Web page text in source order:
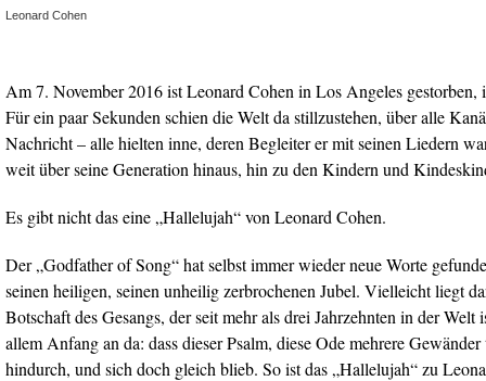
Leonard Cohen
Am 7. November 2016 ist Leonard Cohen in Los Angeles gestorben,
Für ein paar Sekunden schien die Welt da stillzustehen, über alle
Nachricht – alle hielten inne, deren Begleiter er mit seinen Liedern
weit über seine Generation hinaus, hin zu den Kindern und
Es gibt nicht das eine „Hallelujah“ von Leonard Cohen.
Der „Godfather of Song“ hat selbst immer wieder neue Worte
seinen heiligen, seinen unheilig zerbrochenen Jubel. Vielleicht liegt
Botschaft des Gesangs, der seit mehr als drei Jahrzehnten in der
allem Anfang an da: dass dieser Psalm, diese Ode mehrere
hindurch, und sich doch gleich blieb. So ist das „Hallelujah“ zu